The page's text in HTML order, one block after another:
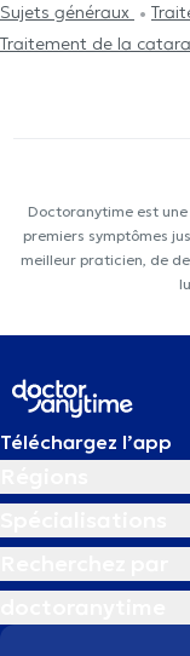
Sujets généraux
Traitement de la
Doctoranytime est
premiers symptômes
meilleur praticien, de
Téléchargez l’app